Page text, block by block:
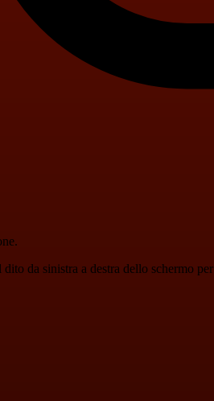
da sinistra a destra dello schermo